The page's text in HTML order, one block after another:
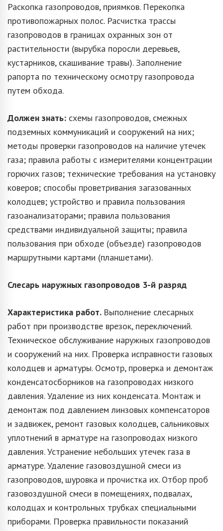
Раскопка газопроводов, приямков. Перекопка
противопожарных полос. Расчистка трассы
газопроводов в границах охранных зон от
растительности (вырубка поросли деревьев,
кустарников, скашивание травы). Заполнение
рапорта по техническому осмотру газопровода
путем обхода.
Должен знать: схемы газопроводов, смежных
подземных коммуникаций и сооружений на них;
методы проверки газопроводов на наличие утечек
газа; правила работы с измерителями концентрации
горючих газов; технические требования на установку
коверов; способы проветривания загазованных
колодцев; устройство и правила пользования
газоанализаторами; правила пользования
средствами индивидуальной защиты; правила
пользования при обходе (объезде) газопроводов
маршрутными картами (планшетами).
Слесарь наружных газопроводов 3-й разряд
Характеристика работ. Выполнение слесарных
работ при производстве врезок, переключений.
Техническое обслуживание наружных газопроводов
и сооружений на них. Проверка исправности газовых
колодцев и арматуры. Осмотр, проверка и демонтаж
конденсатосборников на газопроводах низкого
давления. Удаление из них конденсата. Монтаж и
демонтаж под давлением линзовых компенсаторов
и задвижек, ремонт газовых колодцев, сальниковых
уплотнений в арматуре на газопроводах низкого
давления. Устранение небольших утечек газа в
арматуре. Удаление газовоздушной смеси из
газопроводов, шуровка и прочистка их. Отбор проб
газовоздушной смеси в помещениях, подвалах,
колодцах и контрольных трубках специальными
приборами. Проверка правильности показаний